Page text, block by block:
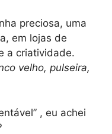
preciosa, uma
em lojas de
a criatividade.
velho, pulseira,
, eu achei